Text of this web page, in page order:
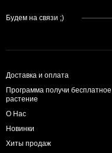
Будем на связи ;)
Доставка и оплата
Программа получи бесплатное
растение
О Нас
Новинки
Хиты продаж